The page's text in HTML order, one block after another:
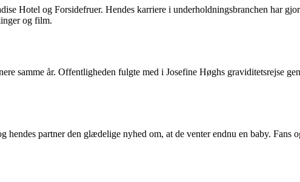
Hotel og Forsidefruer. Hendes karriere i underholdningsbranchen har
og film.
samme år. Offentligheden fulgte med i Josefine Høghs graviditetsrejse
hendes partner den glædelige nyhed om, at de venter endnu en baby.